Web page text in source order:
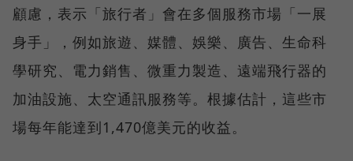
顧慮，表示「旅行者」會在多個服務市場「一展
身手」，例如旅遊、媒體、娛樂、廣告、生命科
學研究、電力銷售、微重力製造、遠端飛行器的
加油設施、太空通訊服務等。根據估計，這些市
場每年能達到1,470億美元的收益。